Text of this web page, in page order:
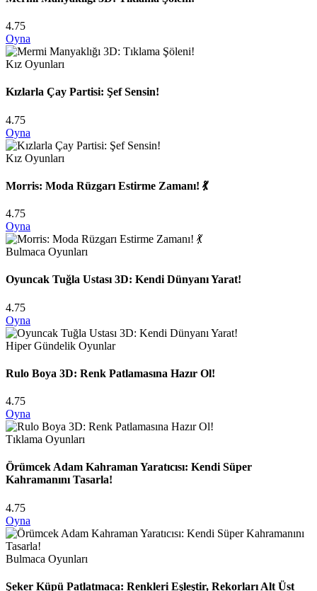
4.75
Oyna
Kız Oyunları
Kızlarla Çay Partisi: Şef Sensin!
4.75
Oyna
Kız Oyunları
Morris: Moda Rüzgarı Estirme Zamanı! 💃
4.75
Oyna
Bulmaca Oyunları
Oyuncak Tuğla Ustası 3D: Kendi Dünyanı Yarat!
4.75
Oyna
Hiper Gündelik Oyunlar
Rulo Boya 3D: Renk Patlamasına Hazır Ol!
4.75
Oyna
Tıklama Oyunları
Örümcek Adam Kahraman Yaratıcısı: Kendi Süper
Kahramanını Tasarla!
4.75
Oyna
Bulmaca Oyunları
Şeker Küpü Patlatmaca: Renkleri Eşleştir, Rekorları Alt Üst